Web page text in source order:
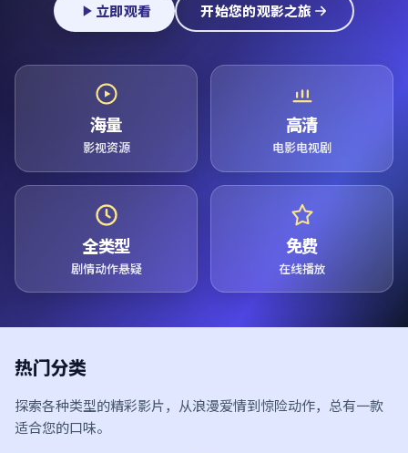
立即观看 开始您的观影之旅
海量
影视资源
高清
电影电视剧
全类型
剧情动作悬疑
免费
在线播放
热门分类
探索各种类型的精彩影片，从浪漫爱情到惊险动作，总有一款
适合您的口味。